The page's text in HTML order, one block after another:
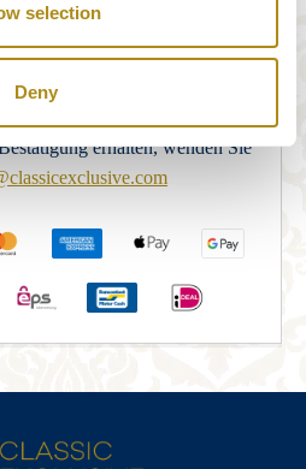
selection
Deny
Server weitergeleitet, um die
Abschluss der Zahlung wird
erhalten, wenden Sie